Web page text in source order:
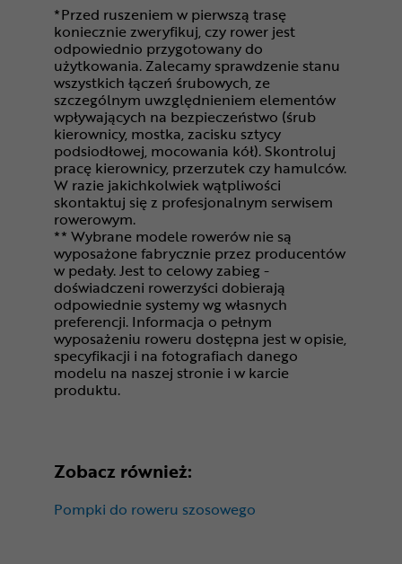
*Przed ruszeniem w pierwszą trasę
koniecznie zweryfikuj, czy rower jest
odpowiednio przygotowany do
użytkowania. Zalecamy sprawdzenie stanu
wszystkich łączeń śrubowych, ze
szczególnym uwzględnieniem elementów
wpływających na bezpieczeństwo (śrub
kierownicy, mostka, zacisku sztycy
podsiodłowej, mocowania kół). Skontroluj
pracę kierownicy, przerzutek czy hamulców.
W razie jakichkolwiek wątpliwości
skontaktuj się z profesjonalnym serwisem
rowerowym.
** Wybrane modele rowerów nie są
wyposażone fabrycznie przez producentów
w pedały. Jest to celowy zabieg -
doświadczeni rowerzyści dobierają
odpowiednie systemy wg własnych
preferencji. Informacja o pełnym
wyposażeniu roweru dostępna jest w opisie,
specyfikacji i na fotografiach danego
modelu na naszej stronie i w karcie
produktu.
Zobacz również:
Pompki do roweru szosowego